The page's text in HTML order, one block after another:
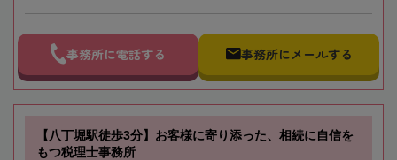
事務所に電話する 事務所にメールする
【八丁堀駅徒歩3分】お客様に寄り添った、相続に自信を
もつ税理士事務所